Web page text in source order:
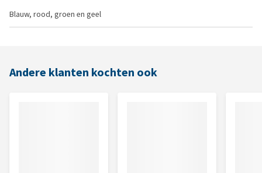
Blauw, rood, groen en geel
Andere klanten kochten ook